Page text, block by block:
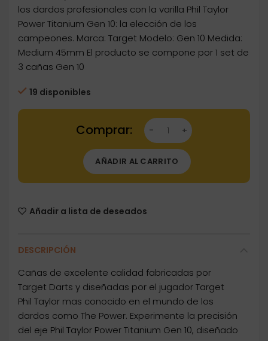
los dardos profesionales con la varilla Phil Taylor
Power Titanium Gen 10: la elección de los
campeones. Marca: Target Modelo: Gen 10 Medida:
Medium 45mm El producto se compone por 1 set de
3 cañas Gen 10
19 disponibles
Dartstore Cañas Target Darts Power
AÑADIR AL CARRITO
Añadir a lista de deseados
DESCRIPCIÓN
Cañas de excelente calidad fabricadas por
Target Darts y diseñadas por el jugador Target
Phil Taylor mas conocido en el mundo de los
dardos como The Power. Experimente la precisión
del eje Phil Taylor Power Titanium Gen 10, diseñado